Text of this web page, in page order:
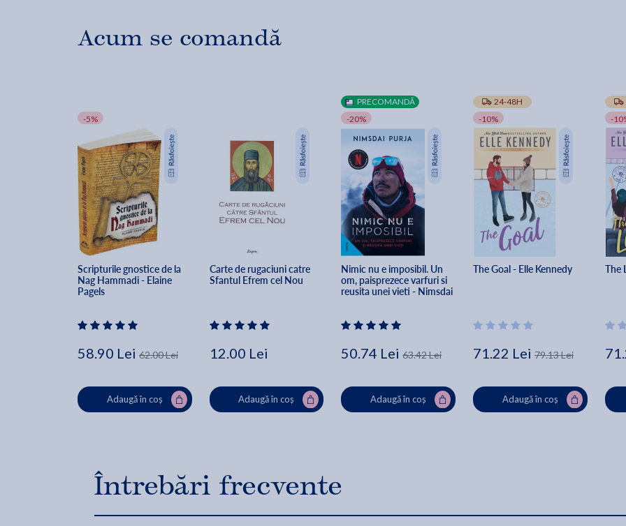
Acum se comandă
-5%
Scripturile gnostice de la
Nag Hammadi - Elaine
Pagels
58.90 Lei 62.00 Lei
Adaugă în coș
Carte de rugaciuni catre
Sfantul Efrem cel Nou
12.00 Lei
Adaugă în coș
PRECOMANDĂ
-20%
Nimic nu e imposibil. Un
om, paisprezece varfuri si
reusita unei vieti - Nimsdai
50.74 Lei 63.42 Lei
Adaugă în coș
24-48H
-10%
The Goal - Elle Kennedy
71.22 Lei 79.13 Lei
Adaugă în coș
-
The
Întrebări frecvente